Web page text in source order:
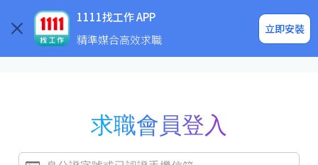
1111找工作 APP
精準媒合高效求職
立即安裝
企業求才
求職會員登入